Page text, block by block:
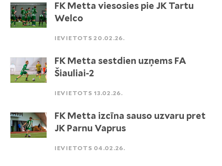
FK Metta viesosies pie JK Tartu
Welco
IEVIETOTS 20.02.26.
FK Metta sestdien uzņems FA
Šiauliai-2
IEVIETOTS 13.02.26.
FK Metta izcīna sauso uzvaru pret
JK Parnu Vaprus
IEVIETOTS 04.02.26.